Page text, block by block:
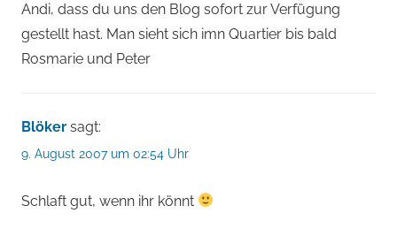
Andi, dass du uns den Blog sofort zur Verfügung
gestellt hast. Man sieht sich imn Quartier bis bald
Rosmarie und Peter
Blöker sagt:
9. August 2007 um 02:54 Uhr
Schlaft gut, wenn ihr könnt